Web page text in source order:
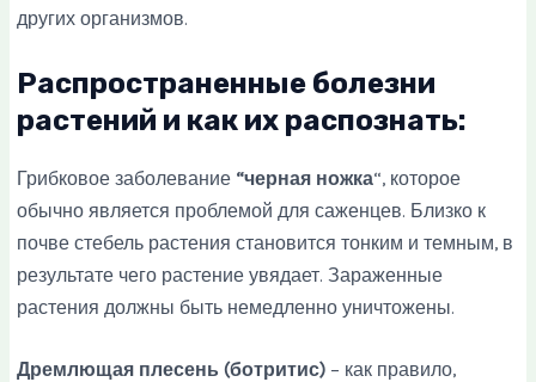
других организмов.
Распространенные болезни
растений и как их распознать:
Грибковое заболевание “черная ножка“, которое
обычно является проблемой для саженцев. Близко к
почве стебель растения становится тонким и темным, в
результате чего растение увядает. Зараженные
растения должны быть немедленно уничтожены.
Дремлющая плесень (ботритис)– как правило,